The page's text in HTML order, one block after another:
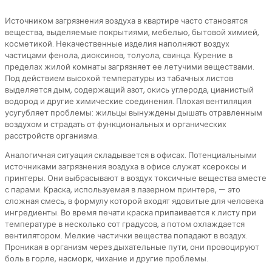
Источником загрязнения воздуха в квартире часто становятся
вещества, выделяемые покрытиями, мебелью, бытовой химией,
косметикой. Некачественные изделия наполняют воздух
частицами фенола, диоксинов, толуола, свинца. Курение в
пределах жилой комнаты загрязняет ее летучими веществами.
Под действием высокой температуры из табачных листов
выделяется дым, содержащий азот, окись углерода, цианистый
водород и другие химические соединения. Плохая вентиляция
усугубляет проблемы: жильцы вынуждены дышать отравленным
воздухом и страдать от функциональных и органических
расстройств организма.
Аналогичная ситуация складывается в офисах. Потенциальными
источниками загрязнения воздуха в офисе служат ксероксы и
принтеры. Они выбрасывают в воздух токсичные вещества вместе
с парами. Краска, используемая в лазерном принтере, — это
сложная смесь, в формулу которой входят ядовитые для человека
ингредиенты. Во время печати краска припаивается к листу при
температуре в несколько сот градусов, а потом охлаждается
вентилятором. Мелкие частички вещества попадают в воздух.
Проникая в организм через дыхательные пути, они провоцируют
боль в горле, насморк, чихание и другие проблемы.